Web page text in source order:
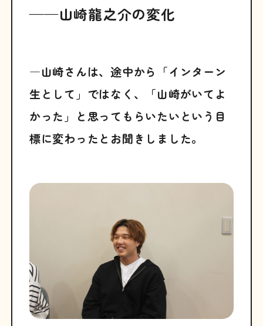
——山崎龍之介の変化
―山崎さんは、途中から「インターン
生として」ではなく、「山崎がいてよ
かった」と思ってもらいたいという目
標に変わったとお聞きしました。